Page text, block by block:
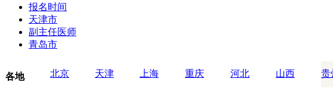
报名时间
天津市
副主任医师
青岛市
各地 北京 天津 上海 重庆 河北 山西 贵